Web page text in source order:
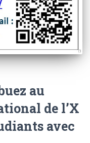
au
de l’X
avec